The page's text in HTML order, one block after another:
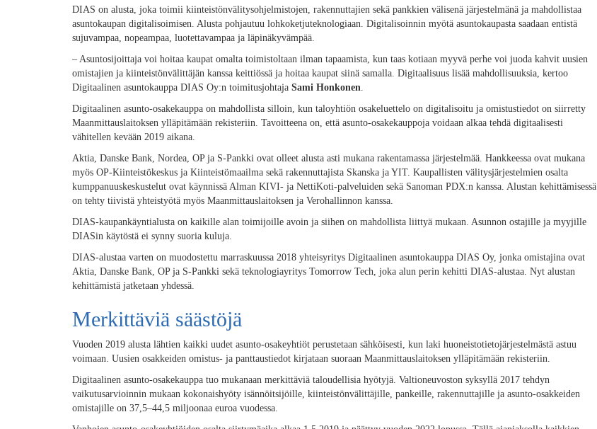
DIAS on alusta, joka toimii kiinteistönvälitysohjelmistojen, rakennuttajien sekä pankkien välisenä järjestelmänä ja mahdollistaa
asuntokaupan digitalisoimisen. Alusta pohjautuu lohkoketjuteknologiaan. Digitalisoinnin myötä asuntokaupasta saadaan entistä
sujuvampaa, nopeampaa, luotettavampaa ja läpinäkyvämpää.
– Asuntosijoittaja voi hoitaa kaupat omalta toimistoltaan ilman tapaamista, kun taas kotiaan myyvä perhe voi juoda kahvit uusien
omistajien ja kiinteistönvälittäjän kanssa keittiössä ja hoitaa kaupat siinä samalla. Digitaalisuus lisää mahdollisuuksia, kertoo
Digitaalinen asuntokauppa DIAS Oy:n toimitusjohtaja Sami Honkonen.
Digitaalinen asunto-osakekauppa on mahdollista silloin, kun taloyhtiön osakeluettelo on digitalisoitu ja omistustiedot on siirretty
Maanmittauslaitoksen ylläpitämään rekisteriin. Tavoitteena on, että asunto-osakekauppoja voidaan alkaa tehdä digitaalisesti
vähitellen kevään 2019 aikana.
Aktia, Danske Bank, Nordea, OP ja S-Pankki ovat olleet alusta asti mukana rakentamassa järjestelmää. Hankkeessa ovat mukana
myös OP-Kiinteistökeskus ja Kiinteistömaailma sekä rakennuttajista Skanska ja YIT. Kaupallisten välitysjärjestelmien osalta
kumppanuuskeskustelut ovat käynnissä Alman KIVI- ja NettiKoti-palveluiden sekä Sanoman PDX:n kanssa. Alustan kehittämisessä
on tehty tiivistä yhteistyötä myös Maanmittauslaitoksen ja Verohallinnon kanssa.
DIAS-kaupankäyntialusta on kaikille alan toimijoille avoin ja siihen on mahdollista liittyä mukaan. Asunnon ostajille ja myyjille
DIASin käytöstä ei synny suoria kuluja.
DIAS-alustaa varten on muodostettu marraskuussa 2018 yhteisyritys Digitaalinen asuntokauppa DIAS Oy, jonka omistajina ovat
Aktia, Danske Bank, OP ja S-Pankki sekä teknologiayritys Tomorrow Tech, joka alun perin kehitti DIAS-alustaa. Nyt alustan
kehittämistä jatketaan yhdessä.
Merkittäviä säästöjä
Vuoden 2019 alusta lähtien kaikki uudet asunto-osakeyhtiöt perustetaan sähköisesti, kun laki huoneistotietojärjestelmästä astuu
voimaan. Uusien osakkeiden omistus- ja panttaustiedot kirjataan suoraan Maanmittauslaitoksen ylläpitämään rekisteriin.
Digitaalinen asunto-osakekauppa tuo mukanaan merkittäviä taloudellisia hyötyjä. Valtioneuvoston syksyllä 2017 tehdyn
vaikutusarvioinnin mukaan kokonaishyöty isännöitsijöille, kiinteistönvälittäjille, pankeille, rakennuttajille ja asunto-osakkeiden
omistajille on 37,5–44,5 miljoonaa euroa vuodessa.